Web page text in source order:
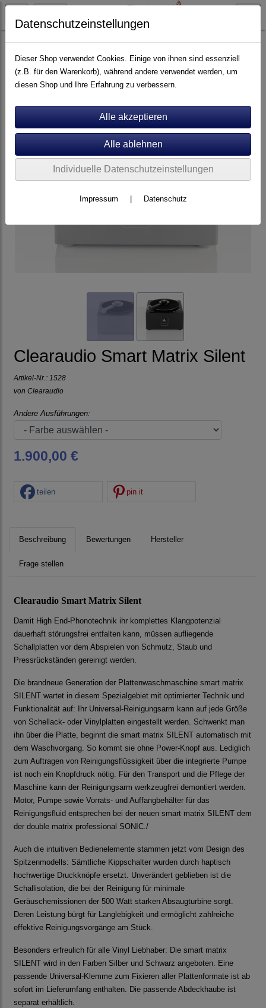
Artikel nach Marken A - E Clearaudio
Clearaudio Smart Matrix Silent
Artikel-Nr.: 1528
von Clearaudio
Andere Ausführungen:
1.900,00 €
teilen pin it
Beschreibung Bewertungen Hersteller
Frage stellen
Clearaudio Smart Matrix Silent
Damit High End-Phonotechnik ihr komplettes Klangpotenzial
dauerhaft störungsfrei entfalten kann, müssen aufliegende
Schallplatten vor dem Abspielen von Schmutz, Staub und
Pressrückständen gereinigt werden.
Die brandneue Generation der Plattenwaschmaschine smart matrix
SILENT wartet in diesem Spezialgebiet mit optimierter Technik und
Funktionalität auf: Ihr Universal-Reinigungsarm kann auf jede Größe
von Schellack- oder Vinylplatten eingestellt werden. Schwenkt man
ihn über die Platte, beginnt die smart matrix SILENT automatisch mit
dem Waschvorgang. So kommt sie ohne Power-Knopf aus. Lediglich
zum Auftragen von Reinigungsflüssigkeit über die integrierte Pumpe
ist noch ein Knopfdruck nötig. Für den Transport und die Pflege der
Maschine kann der Reinigungsarm werkzeugfrei demontiert werden.
Motor, Pumpe sowie Vorrats- und Auffangbehälter für das
Reinigungsfluid entsprechen bei der neuen smart matrix SILENT dem
der double matrix professional SONIC./
Auch die intuitiven Bedienelemente stammen jetzt vom Design des
Spitzenmodells: Sämtliche Kippschalter wurden durch haptisch
hochwertige Druckknöpfe ersetzt. Unverändert geblieben ist die
Schallisolation, die bei der Reinigung für minimale
Geräuschemissionen der 500 Watt starken Absaugturbine sorgt.
Deren Leistung bürgt für Langlebigkeit und ermöglicht zahlreiche
effektive Reinigungsvorgänge am Stück.
Besonders erfreulich für alle Vinyl Liebhaber: Die smart matrix
SILENT wird in den Farben Silber und Schwarz angeboten. Eine
passende Universal-Klemme zum Fixieren aller Plattenformate ist ab
sofort im Lieferumfang enthalten. Die passende Abdeckhaube ist
separat erhältlich.
Datenschutzeinstellungen
Dieser Shop verwendet Cookies. Einige von ihnen sind essenziell
(z.B. für den Warenkorb), während andere verwendet werden, um
diesen Shop und Ihre Erfahrung zu verbessern.
Individuelle Datenschutzeinstellungen
Impressum Datenschutz